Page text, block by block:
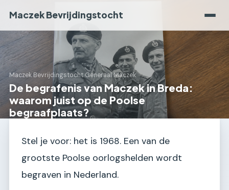
Maczek Bevrijdingstocht
Maczek Bevrijdingstocht›Generaal Maczek
De begrafenis van Maczek in Breda:
waarom juist op de Poolse
begraafplaats?
Stel je voor: het is 1968. Een van de
grootste Poolse oorlogshelden wordt
begraven in Nederland.